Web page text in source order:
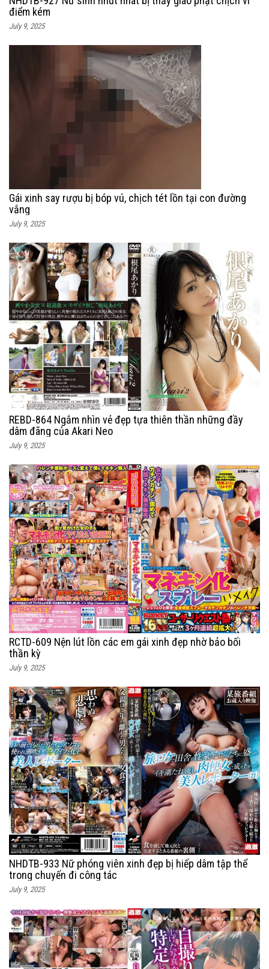
điểm kém
July 9, 2025
Gái xinh say rượu bị bóp vú, chịch tét lồn tại con đường
vắng
July 9, 2025
REBD-864 Ngắm nhìn vẻ đẹp tựa thiên thần những đầy
dâm đãng của Akari Neo
July 9, 2025
RCTD-609 Nện lút lồn các em gái xinh đẹp nhờ bảo bối
thần kỳ
July 9, 2025
NHDTB-933 Nữ phóng viên xinh đẹp bị hiếp dâm tập thể
trong chuyến đi công tác
July 9, 2025